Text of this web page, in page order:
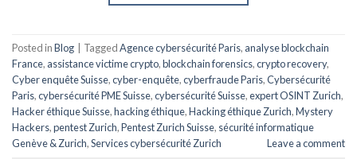
Posted inBlog TaggedAgence cybersécurité Paris, analyse blockchain
France, assistance victime crypto,blockchain forensics,crypto recovery,
Cyber enquête Suisse,cyber-enquête,cyberfraude Paris,Cybersécurité
Paris,cybersécurité PME Suisse,cybersécurité Suisse,expert OSINT Zurich,
Hacker éthique Suisse,hacking éthique,Hacking éthique Zurich,Mystery
Hackers,pentest Zurich,Pentest Zurich Suisse, sécurité informatique
Genève & Zurich,Services cybersécurité Zurich Leave a comment